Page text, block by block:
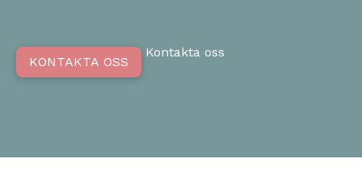
KONTAKTA OSS
Kontakta oss